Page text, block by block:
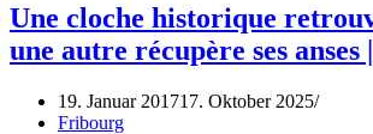
Une cloche historique
une autre récupère ses
19. Januar 201717. Oktober 2025
Fribourg